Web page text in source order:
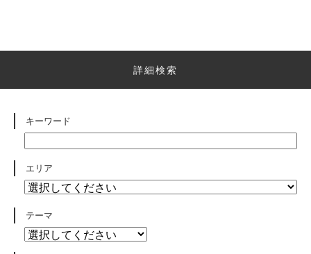
詳細検索
キーワード
エリア
テーマ